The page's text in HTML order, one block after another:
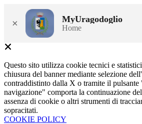
× MyUragodoglio
Home
Questo sito utilizza cookie tecnici e
chiusura del banner mediante selezione
contraddistinto dalla X o tramite il pulsante
navigazione" comporta la continuazione
assenza di cookie o altri strumenti di
sopracitati.
COOKIE POLICY